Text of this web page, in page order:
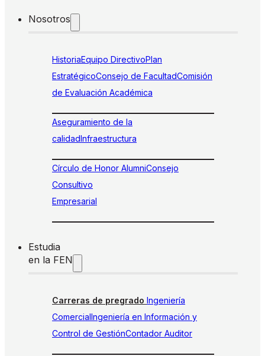
Nosotros
HistoriaEquipo DirectivoPlan
EstratégicoConsejo de FacultadComisión
de Evaluación Académica
Aseguramiento de la
calidadInfraestructura
Círculo de Honor AlumniConsejo
Consultivo
Empresarial
Estudia
en la FEN
Carreras de pregrado Ingeniería
ComercialIngeniería en Información y
Control de GestiónContador Auditor